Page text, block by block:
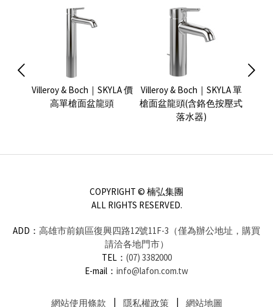
Villeroy & Boch｜SKYLA 價
高單槍面盆龍頭
Villeroy & Boch｜SKYLA 單
槍面盆龍頭(含鉻色按壓式
落水器)
COPYRIGHT © 楠弘集團
ALL RIGHTS RESERVED.
ADD： 高雄市前鎮區復興四路12號11F-3（僅為辦公地址，購買
請洽各地門市）
TEL： (07) 3382000
E-mail： info@lafon.com.tw
網站使用條款 隱私權政策 網站地圖